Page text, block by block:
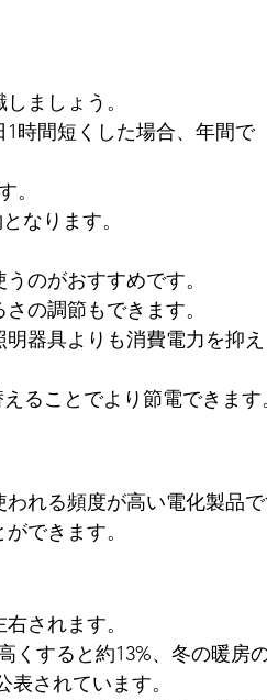
ましょう。
時間短くした場合、年間で
。
なります。
のがおすすめです。
の調節もできます。
器具よりも消費電力を抑え
ることでより節電できます
れる頻度が高い電化製品で
できます。
されます。
すると約13%、冬の暖房
されています。